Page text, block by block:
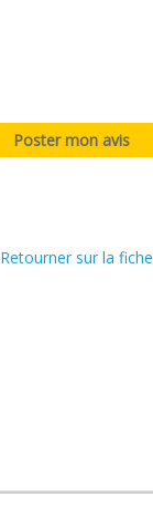
Retourner sur la fiche